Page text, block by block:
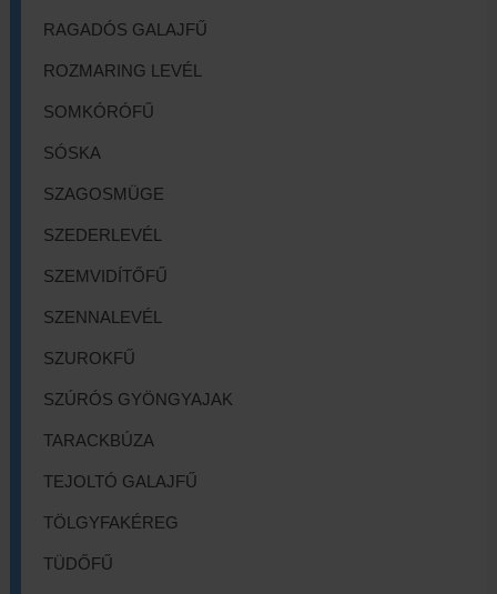
RAGADÓS GALAJFŰ
ROZMARING LEVÉL
SOMKÓRÓFŰ
SÓSKA
SZAGOSMÜGE
SZEDERLEVÉL
SZEMVIDÍTŐFŰ
SZENNALEVÉL
SZUROKFŰ
SZÚRÓS GYÖNGYAJAK
TARACKBÚZA
TEJOLTÓ GALAJFŰ
TÖLGYFAKÉREG
TÜDŐFŰ